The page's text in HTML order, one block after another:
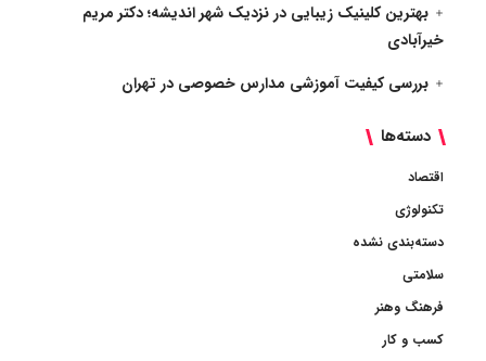
بهترین کلینیک زیبایی در نزدیک شهر اندیشه؛ دکتر مریم
خیرآبادی
بررسی کیفیت آموزشی مدارس خصوصی در تهران
دسته‌ها
اقتصاد
تکنولوژی
دسته‌بندی نشده
سلامتی
فرهنگ وهنر
کسب و کار